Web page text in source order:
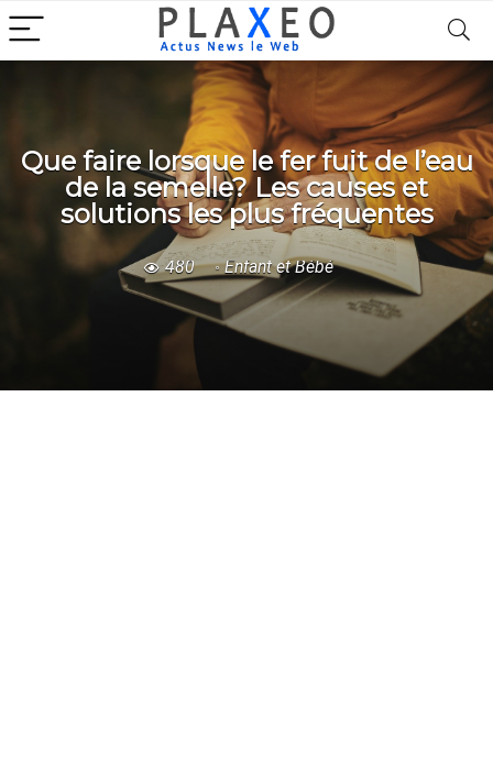
Que faire lorsque le fer fuit de l’eau
de la semelle? Les causes et
solutions les plus fréquentes
480 Enfant et Bébé